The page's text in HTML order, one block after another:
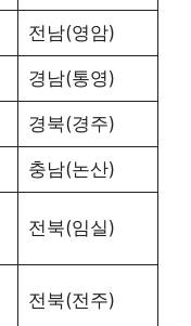
전남(영암)
경남(통영)
경북(경주)
충남(논산)
전북(임실)
전북(전주)